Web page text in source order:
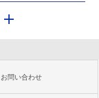
お問い合わせ